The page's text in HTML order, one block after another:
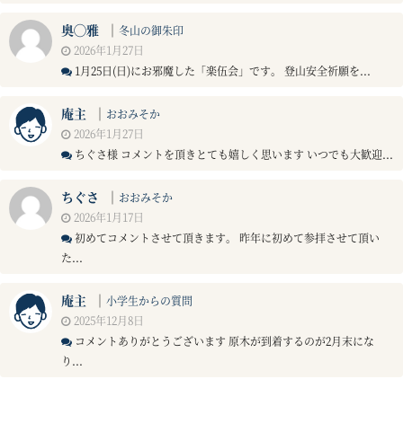
奥◯雅 ｜ 冬山の御朱印
2026年1月27日
1月25日(日)にお邪魔した「楽伍会」です。 登山安全祈願を...
庵主 ｜ おおみそか
2026年1月27日
ちぐさ様 コメントを頂きとても嬉しく思います いつでも大歓迎...
ちぐさ ｜ おおみそか
2026年1月17日
初めてコメントさせて頂きます。 昨年に初めて参拝させて頂い
た...
庵主 ｜ 小学生からの質問
2025年12月8日
コメントありがとうございます 原木が到着するのが2月末にな
り...